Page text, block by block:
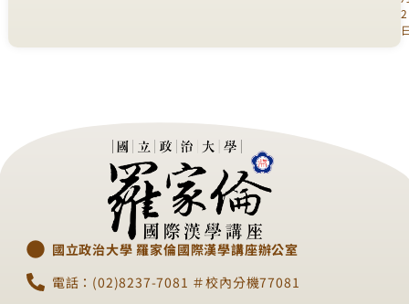
國立政治大學 羅家倫國際漢學講座辦公室
電話：(02)8237-7081 ＃校內分機77081